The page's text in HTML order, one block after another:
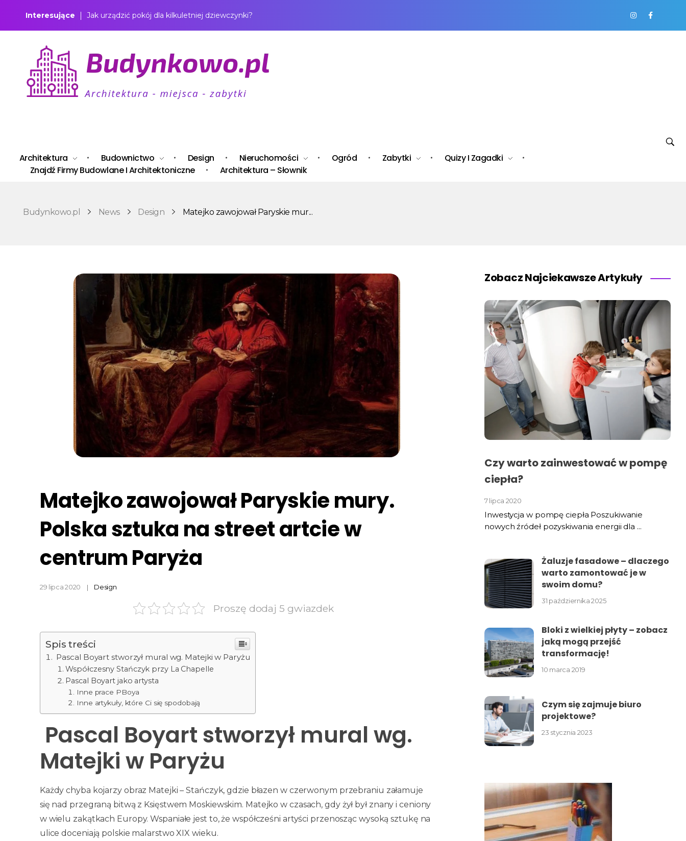
Interesujące Jak urządzić pokój dla kilkuletniej dziewczynki?
Architektura Budownictwo Design Nieruchomości Ogród Zabytki
Quizy I Zagadki
Znajdź Firmy Budowlane I Architektoniczne
Architektura – Słownik
Budynkowo.pl News Design Matejko zawojował Paryskie mur...
Matejko zawojował Paryskie mury.
Polska sztuka na street artcie w
centrum Paryża
29 lipca 2020 Design
Proszę dodaj 5 gwiazdek
Spis treści
Pascal Boyart stworzył mural wg. Matejki w Paryżu
Współczesny Stańczyk przy La Chapelle
Pascal Boyart jako artysta
Inne prace PBoya
Inne artykuły, które Ci się spodobają
Pascal Boyart stworzył mural wg.
Matejki w Paryżu
Każdy chyba kojarzy obraz Matejki – Stańczyk, gdzie błazen w czerwonym przebraniu załamuje
się nad przegraną bitwą z Księstwem Moskiewskim. Matejko w czasach, gdy żył był znany i ceniony
w wielu zakątkach Europy. Wspaniałe jest to, że współcześni artyści przenosząc wysoką sztukę na
ulice doceniają polskie malarstwo XIX wieku.
Zobacz Najciekawsze Artykuły
Czy warto zainwestować w pompę
ciepła?
7 lipca 2020
Inwestycja w pompę ciepła Poszukiwanie
nowych źródeł pozyskiwania energii dla ...
Żaluzje fasadowe – dlaczego
warto zamontować je w
swoim domu?
31 października 2025
Bloki z wielkiej płyty – zobacz
jaką mogą przejść
transformację!
10 marca 2019
Czym się zajmuje biuro
projektowe?
23 stycznia 2023